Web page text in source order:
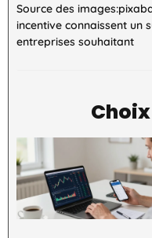
Source des
incentive connaissent un
entreprises souhaitant